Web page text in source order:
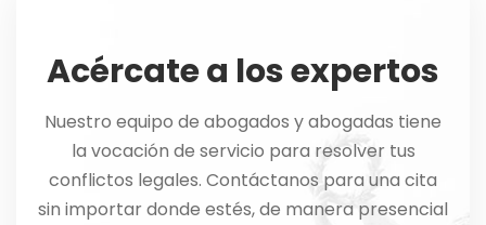
Acércate a los expertos
Nuestro equipo de abogados y abogadas tiene
la vocación de servicio para resolver tus
conflictos legales. Contáctanos para una cita
sin importar donde estés, de manera presencial